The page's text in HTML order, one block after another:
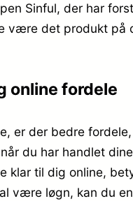
Sinful, der har
det produkt
online fordele
er der bedre
du har handlet
til dig online,
være løgn, kan du